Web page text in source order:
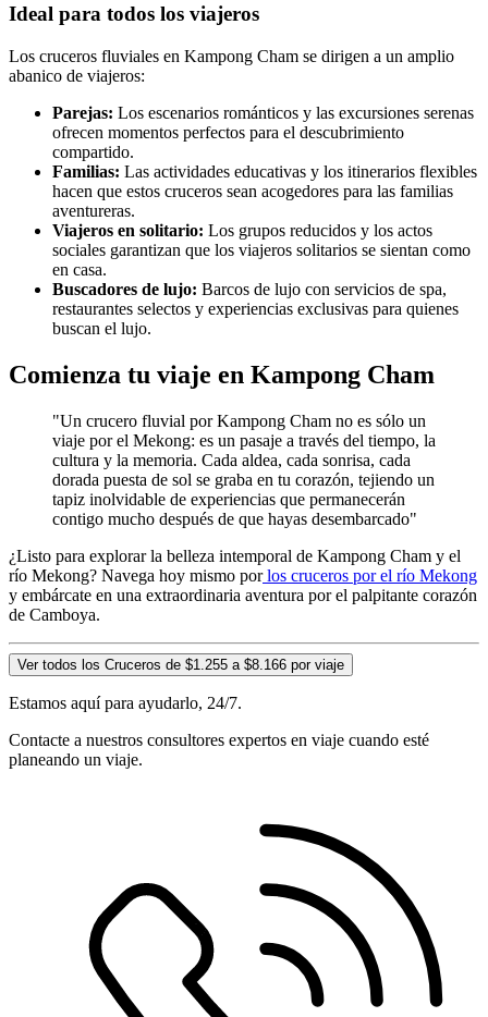
Ideal para todos los viajeros
Los cruceros fluviales en Kampong Cham se dirigen a un amplio
abanico de viajeros:
Parejas: Los escenarios románticos y las excursiones serenas
ofrecen momentos perfectos para el descubrimiento
compartido.
Familias: Las actividades educativas y los itinerarios flexibles
hacen que estos cruceros sean acogedores para las familias
aventureras.
Viajeros en solitario: Los grupos reducidos y los actos
sociales garantizan que los viajeros solitarios se sientan como
en casa.
Buscadores de lujo: Barcos de lujo con servicios de spa,
restaurantes selectos y experiencias exclusivas para quienes
buscan el lujo.
Comienza tu viaje en Kampong Cham
"Un crucero fluvial por Kampong Cham no es sólo un
viaje por el Mekong: es un pasaje a través del tiempo, la
cultura y la memoria. Cada aldea, cada sonrisa, cada
dorada puesta de sol se graba en tu corazón, tejiendo un
tapiz inolvidable de experiencias que permanecerán
contigo mucho después de que hayas desembarcado"
¿Listo para explorar la belleza intemporal de Kampong Cham y el
río Mekong? Navega hoy mismo porlos cruceros por el río Mekong
y embárcate en una extraordinaria aventura por el palpitante corazón
de Camboya.
Ver todos los Cruceros de $1.255 a $8.166 por viaje
Estamos aquí para ayudarlo, 24/7.
Contacte a nuestros consultores expertos en viaje cuando esté
planeando un viaje.